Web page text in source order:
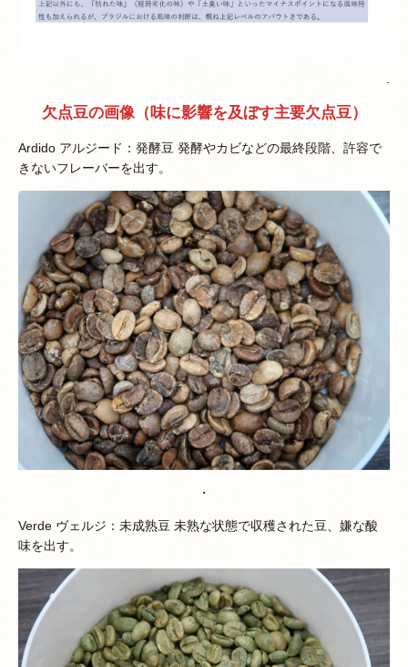
欠点豆の画像（味に影響を及ぼす主要欠点豆）
Ardido アルジード：発酵豆 発酵やカビなどの最終段階、許容で
きないフレーバーを出す。
・
Verde ヴェルジ：未成熟豆 未熟な状態で収穫された豆、嫌な酸
味を出す。